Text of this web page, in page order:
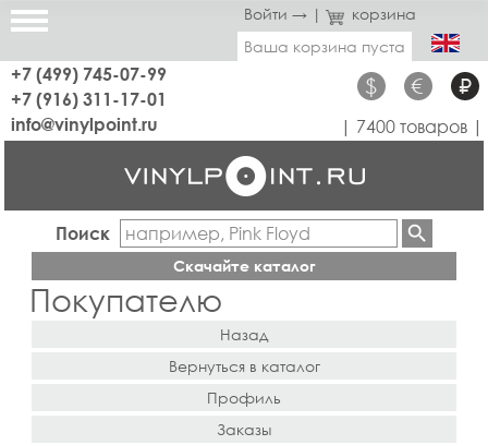
Войти → |
корзина
Ваша корзина пуста
+7 (499) 745-07-99
+7 (916) 311-17-01
$ € ₽
info@vinylpoint.ru | 7400 товаров |
Поиск
Скачайте каталог
Покупателю
Назад
Вернуться в каталог
Профиль
Заказы